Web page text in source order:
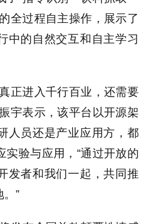
全过程自主操作，展示了
中的自然交互和自主学习
正进入千行百业，还需要
宇表示，该平台以开源架
人员还是产业应用方，都
实验与应用，“通过开放的
发者和我们一起，共同推
”